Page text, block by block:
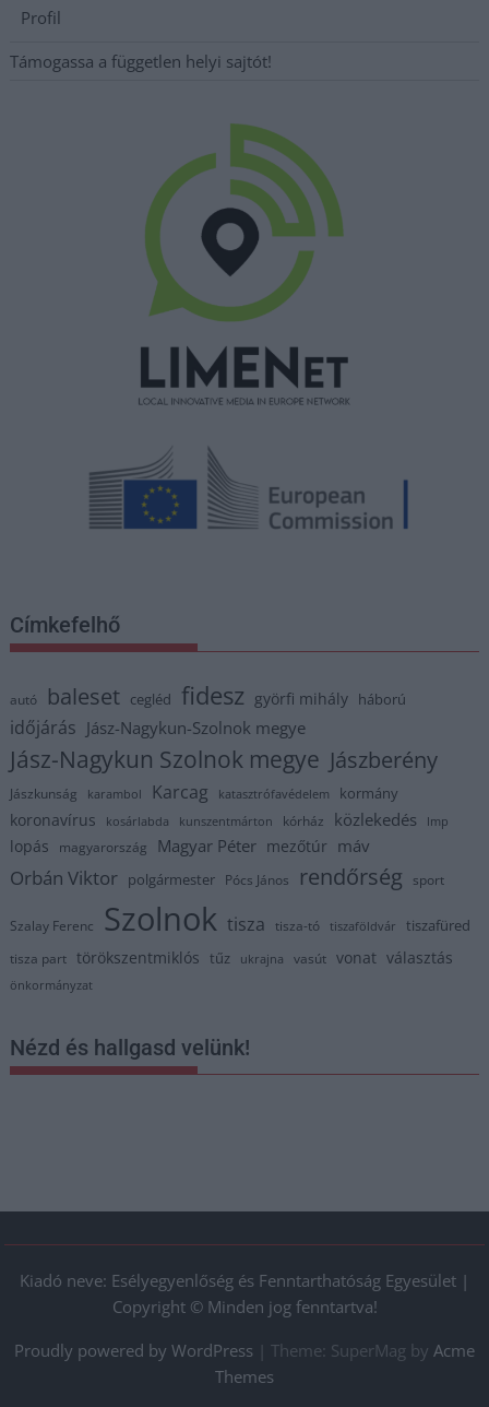
Profil
Támogassa a független helyi sajtót!
Címkefelhő
autó baleset cegléd fidesz györfi mihály háború
időjárás Jász-Nagykun-Szolnok megye
Jász-Nagykun Szolnok megye Jászberény
Jászkunság karambol Karcag katasztrófavédelem kormány
koronavírus kosárlabda kunszentmárton kórház közlekedés lmp
lopás magyarország Magyar Péter mezőtúr máv
Orbán Viktor polgármester Pócs János rendőrség sport
Szalay Ferenc Szolnok tisza tisza-tó tiszaföldvár tiszafüred
tisza part törökszentmiklós tűz ukrajna vasút vonat választás
önkormányzat
Nézd és hallgasd velünk!
Kiadó neve: Esélyegyenlőség és Fenntarthatóság Egyesület |
Copyright © Minden jog fenntartva!
Proudly powered by WordPress
Theme: SuperMag by Acme
Themes